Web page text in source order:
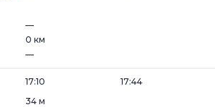
—
0 км
—
17:10
34 м
17:44